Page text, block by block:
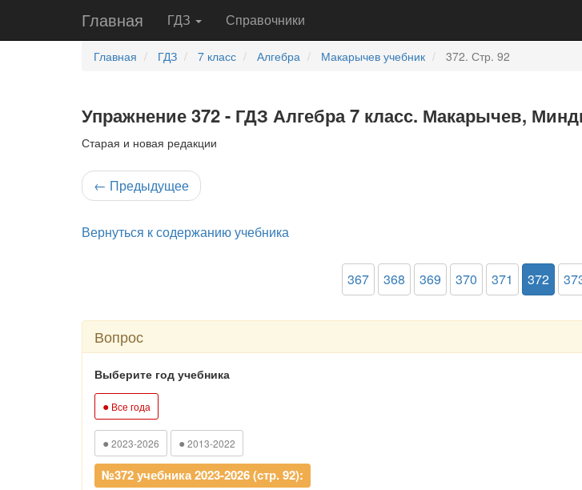
Главная ГДЗ Справочники
Главная ГДЗ 7 класс Алгебра Макарычев учебник 372. Стр. 92
Упражнение 372 - ГДЗ Алгебра 7 класс. Макарычев,
Старая и новая редакции
← Предыдущее
Вернуться к содержанию учебника
367 368 369 370 371 372
Вопрос
Выберите год учебника
● Все года
● 2023-2026 ● 2013-2022
№372 учебника 2023-2026 (стр. 92):